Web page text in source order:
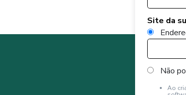
Site da
Não
Ao